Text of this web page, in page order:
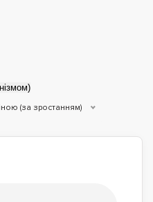
(за зростанням)